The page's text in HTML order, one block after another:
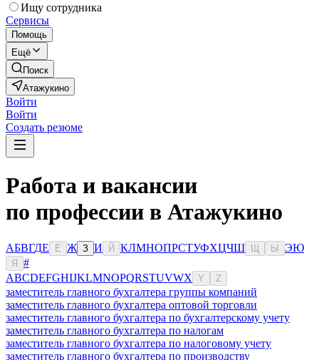
Ищу сотрудника
Сервисы
Помощь
Ещё
Поиск
Атажукино
Войти
Войти
Создать резюме
Работа и вакансии
по профессии в Атажукино
АБВГДЕ Ё Ж З И Й КЛМНОПРСТУФХЦЧШ Ы ЭЮ
Я
#
ABCDEFGHIJKLMNOPQRSTUVWX Y Z
заместитель главного бухгалтера группы компаний
заместитель главного бухгалтера оптовой торговли
заместитель главного бухгалтера по бухгалтерскому учету
заместитель главного бухгалтера по налогам
заместитель главного бухгалтера по налоговому учету
заместитель главного бухгалтера по производству